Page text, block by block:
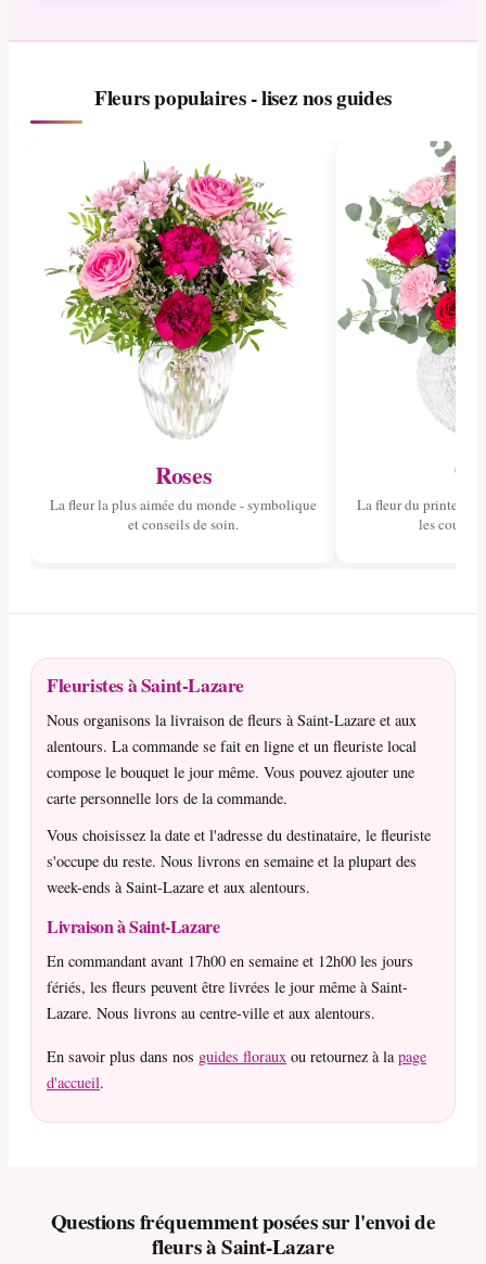
Fleurs populaires - lisez nos guides
Roses
La fleur la plus aimée du monde - symbolique
et conseils de soin.
La fleur du
les
Fleuristes à Saint-Lazare
Nous organisons la livraison de fleurs à Saint-Lazare et aux
alentours. La commande se fait en ligne et un fleuriste local
compose le bouquet le jour même. Vous pouvez ajouter une
carte personnelle lors de la commande.
Vous choisissez la date et l'adresse du destinataire, le fleuriste
s'occupe du reste. Nous livrons en semaine et la plupart des
week-ends à Saint-Lazare et aux alentours.
Livraison à Saint-Lazare
En commandant avant 17h00 en semaine et 12h00 les jours
fériés, les fleurs peuvent être livrées le jour même à Saint-
Lazare. Nous livrons au centre-ville et aux alentours.
En savoir plus dans nos guides floraux ou retournez à lapage
d'accueil.
Questions fréquemment posées sur l'envoi de
fleurs à Saint-Lazare